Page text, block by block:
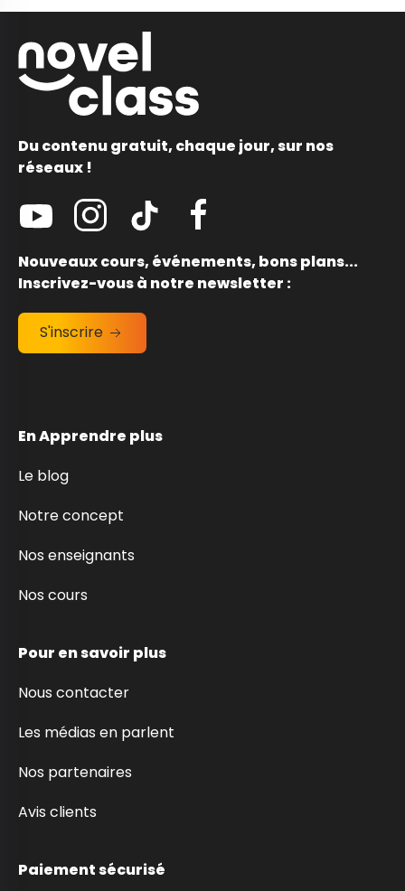
Du contenu gratuit, chaque jour, sur nos
réseaux !
Nouveaux cours, événements, bons plans...
Inscrivez-vous à notre newsletter :
S'inscrire
En Apprendre plus
Le blog
Notre concept
Nos enseignants
Nos cours
Pour en savoir plus
Nous contacter
Les médias en parlent
Nos partenaires
Avis clients
Paiement sécurisé
les